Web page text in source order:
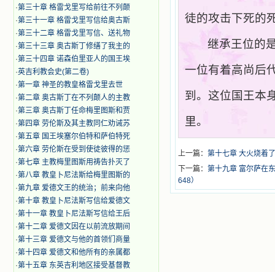
·第三十章 格雷戈里写给前往不列颠
·第三十一章 格雷戈里写信给奥古斯
·第三十二章 格雷戈里写信、送礼物
·第三十三章 奥古斯丁修缮了我主的
·第三十四章 诺森伯里亚人的国王埃
·英吉利教会史(第二卷)
·第一章 神圣的教皇格雷戈里去世
·第二章 奥古斯丁在不列颠人的主教
·第三章 奥古斯丁任命梅里图斯和贾
·第四章 劳伦斯及其主教同仁劝诫苏
·第五章 国王埃塞尔伯特和萨伯特死
·第六章 劳伦斯在受到使徒彼得的惩
·第七章 主教梅里图斯用祷告扑灭了
·第八章 教皇卜尼法斯给梅里图斯的
·第九章 爱德文王的统治；前来向他
·第十章 教皇卜尼法斯写信给爱德文
·第十一章 教皇卜尼法斯写信给王后
·第十二章 爱德文因在以前流放期间
·第十三章 爱德文与他的首领们商量
·第十四章 爱德文和他所有的亲属都
·第十五章 东英吉利地区接受基督教
徒的攻击下死的
继承王位的
一位有着高尚后
到。这位国王本
里。
上一篇： 第十七章 大火烧着
下一篇： 第十九章 富尔萨在
648）